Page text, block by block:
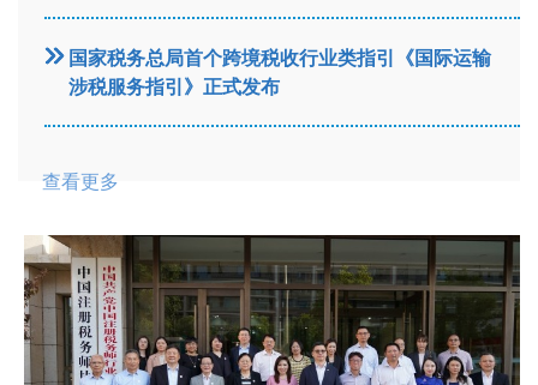
国家税务总局首个跨境税收行业类指引《国际运输
涉税服务指引》正式发布
查看更多